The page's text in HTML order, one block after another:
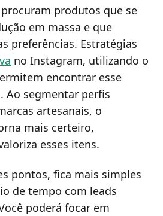
produtos que se
em massa e que
preferências. Estratégias
no Instagram, utilizando o
encontrar esse
Ao segmentar perfis
artesanais, o
mais certeiro,
esses itens.
pontos, fica mais simples
de tempo com leads
poderá focar em